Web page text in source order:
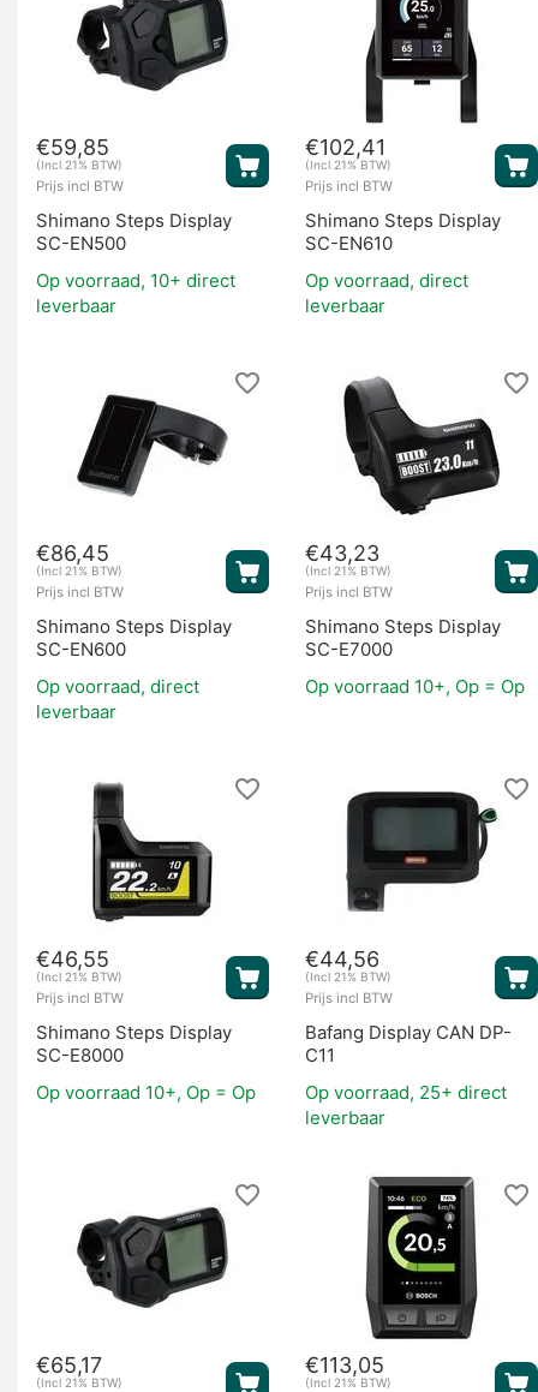
Overige onderdelen
€59,85
(Incl 21% BTW)
Prijs incl BTW
Shimano Steps Display
SC-EN500
Op voorraad, 10+ direct
leverbaar
€102,41
(Incl 21% BTW)
Prijs incl BTW
Shimano Steps Display
SC-EN610
Op voorraad, direct
leverbaar
€86,45
(Incl 21% BTW)
Prijs incl BTW
Shimano Steps Display
SC-EN600
Op voorraad, direct
leverbaar
€43,23
(Incl 21% BTW)
Prijs incl BTW
Shimano Steps Display
SC-E7000
Op voorraad 10+, Op = Op
€46,55
(Incl 21% BTW)
Prijs incl BTW
Shimano Steps Display
SC-E8000
Op voorraad 10+, Op = Op
€44,56
(Incl 21% BTW)
Prijs incl BTW
Bafang Display CAN DP-
C11
Op voorraad, 25+ direct
leverbaar
€65,17
(Incl 21% BTW)
€113,05
(Incl 21% BTW)